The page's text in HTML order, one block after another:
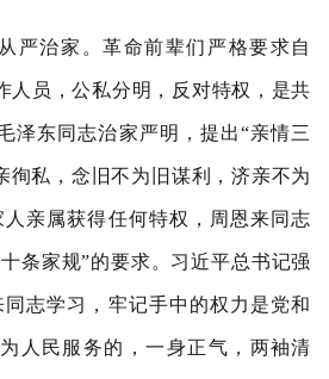
治家。革命前辈们严格要求自
人员，公私分明，反对特权，是共
泽东同志治家严明，提出“亲情三
徇私，念旧不为旧谋利，济亲不为
亲属获得任何特权，周恩来同志
条家规”的要求。习近平总书记强
志学习，牢记手中的权力是党和
人民服务的，一身正气，两袖清